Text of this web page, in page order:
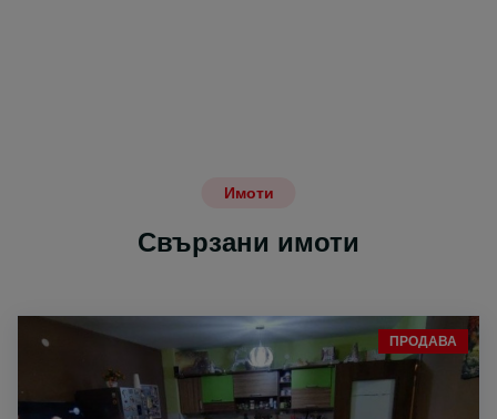
Имоти
Свързани имоти
ПРОДАВА